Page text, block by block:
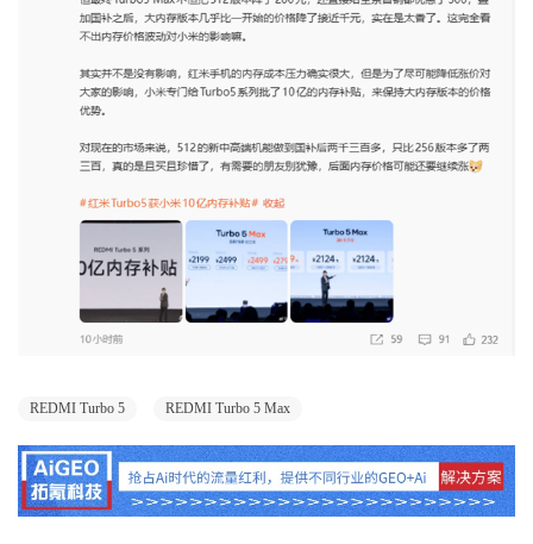
REDMI Turbo 5 REDMI Turbo 5 Max